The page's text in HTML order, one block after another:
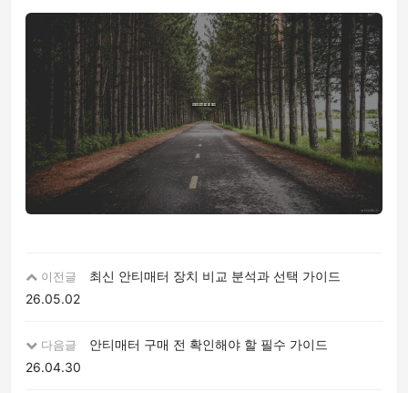
이전글
최신 안티매터 장치 비교 분석과 선택 가이드
26.05.02
다음글
안티매터 구매 전 확인해야 할 필수 가이드
26.04.30